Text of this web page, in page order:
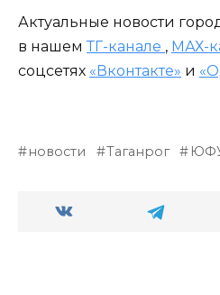
Актуальные новости
в нашем ТГ-канале , МАХ-
соцсетях «Вконтакте» и
новости Таганрог